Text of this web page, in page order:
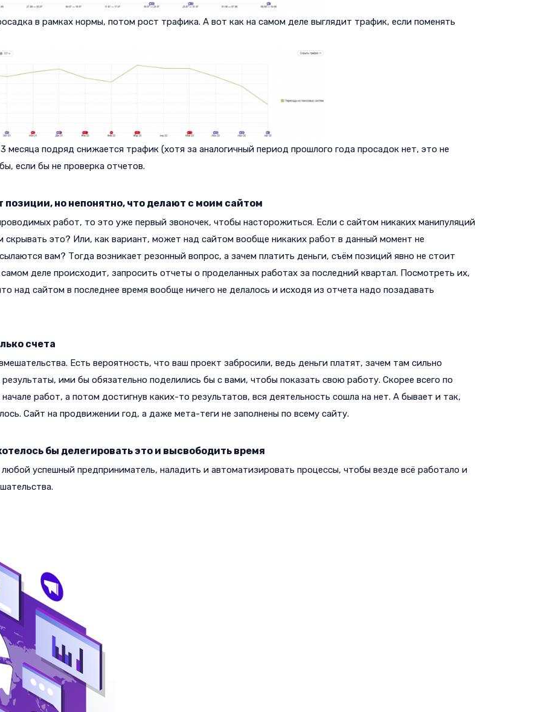
в рамках нормы, потом рост трафика. А вот как на самом деле выглядит трафик, если поменять
месяца подряд снижается трафик (хотя за аналогичный период прошлого года просадок нет, это не
если бы не проверка отчетов.
но непонятно, что делают с моим сайтом
работ, то это уже первый звоночек, чтобы насторожиться. Если с сайтом никаких манипуляций
скрывать это? Или, как вариант, может над сайтом вообще никаких работ в данный момент не
вам? Тогда возникает резонный вопрос, а зачем платить деньги, съём позиций явно не стоит
деле происходит, запросить отчеты о проделанных работах за последний квартал. Посмотреть их,
над сайтом в последнее время вообще ничего не делалось и исходя из отчета надо позадавать
счета
Есть вероятность, что ваш проект забросили, ведь деньги платят, зачем там сильно
ими бы обязательно поделились бы с вами, чтобы показать свою работу. Скорее всего по
работ, а потом достигнув каких-то результатов, вся деятельность сошла на нет. А бывает и так,
Сайт на продвижении год, а даже мета-теги не заполнены по всему сайту.
бы делегировать это и высвободить время
успешный предприниматель, наладить и автоматизировать процессы, чтобы везде всё работало и